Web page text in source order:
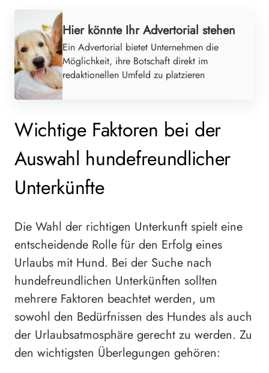
Hier könnte Ihr Advertorial stehen
Ein Advertorial bietet Unternehmen die
Möglichkeit, ihre Botschaft direkt im
redaktionellen Umfeld zu platzieren
Wichtige Faktoren bei der
Auswahl hundefreundlicher
Unterkünfte
Die Wahl der richtigen Unterkunft spielt eine
entscheidende Rolle für den Erfolg eines
Urlaubs mit Hund. Bei der Suche nach
hundefreundlichen Unterkünften sollten
mehrere Faktoren beachtet werden, um
sowohl den Bedürfnissen des Hundes als auch
der Urlaubsatmosphäre gerecht zu werden. Zu
den wichtigsten Überlegungen gehören: